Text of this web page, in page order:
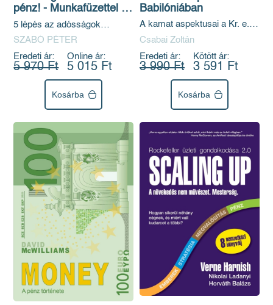
pénz! - Munkafüzettel és
megerősítésekkel
5 lépés az adósságok
börtönéből a választás
SZABÓ PÉTER
Eredeti ár:
5 970 Ft
Online ár:
5 015 Ft
Kosárba
Babilóniában
A kamat aspektusai a Kr. e. 1.
évezredi babilóni gazdasági
Csabai Zoltán
Eredeti ár:
3 990 Ft
Kötött ár:
3 591 Ft
Kosárba